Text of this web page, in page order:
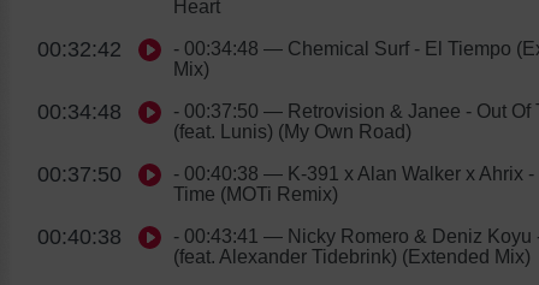
Heart
00:32:42 - 00:34:48 — Chemical Surf - El Tiempo
Mix)
00:34:48 - 00:37:50 — Retrovision & Janee - Out Of
(feat. Lunis) (My Own Road)
00:37:50 - 00:40:38 — K-391 x Alan Walker x Ahrix -
Time (MOTi Remix)
00:40:38 - 00:43:41 — Nicky Romero & Deniz Koyu
(feat. Alexander Tidebrink) (Extended Mix)